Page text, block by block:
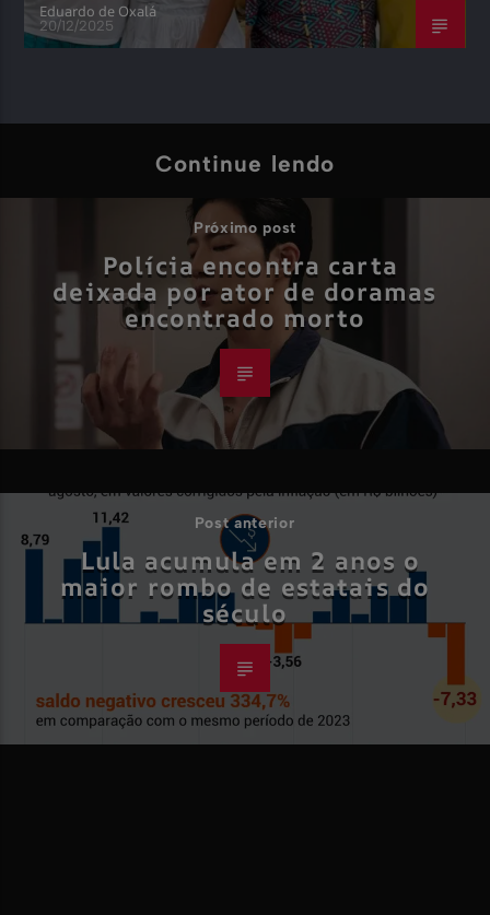
Eduardo de Oxalá
20/12/2025
Continue lendo
Próximo post
Polícia encontra carta
deixada por ator de doramas
encontrado morto
Post anterior
Lula acumula em 2 anos o
maior rombo de estatais do
século